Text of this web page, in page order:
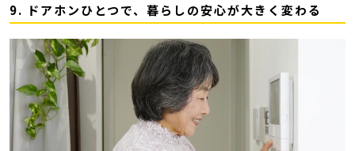
9. ドアホンひとつで、暮らしの安心が大きく変わる